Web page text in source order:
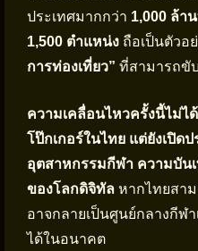
ประเทศมากกว่า 1,000 ล้า
1,500 ตำแหน่ง ถือเป็นตัวอ
การท่องเที่ยว” ที่สามารถขั
ความเคลื่อนไหวครั้งนี้ไม่
โป๊กเกอร์ในไทย แต่ยังเปิด
อุตสาหกรรมกีฬา ความบัน
ของโลกดิจิทัล หากไทยสา
อาจกลายเป็นศูนย์กลางกีฬ
ได้ในอนาคต